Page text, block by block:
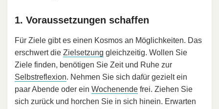
1. Voraussetzungen schaffen
Für Ziele gibt es einen Kosmos an Möglichkeiten. Das
erschwert die Zielsetzung gleichzeitig. Wollen Sie
Ziele finden, benötigen Sie Zeit und Ruhe zur
Selbstreflexion. Nehmen Sie sich dafür gezielt ein
paar Abende oder ein Wochenende frei. Ziehen Sie
sich zurück und horchen Sie in sich hinein. Erwarten